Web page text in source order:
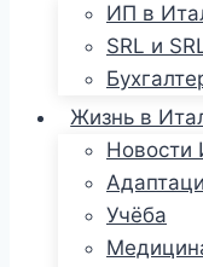
ИП в
SRL и
Жизнь в
Новости
Учёба